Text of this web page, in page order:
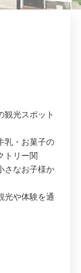
観光スポット
乳・お菓子の
トリー関
さなお子様か
光や体験を通